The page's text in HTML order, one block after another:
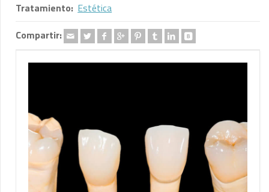
Tratamiento: Estética
Compartir: